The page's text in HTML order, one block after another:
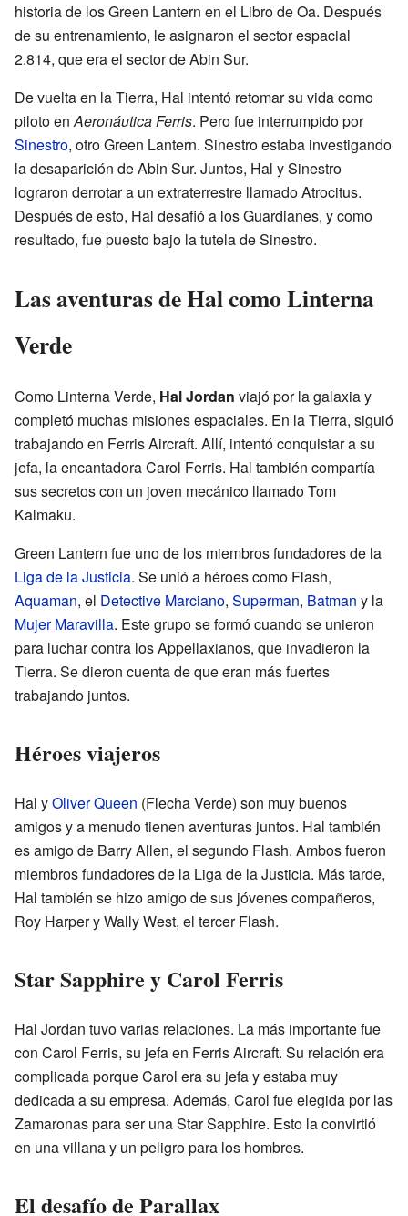
historia de los Green Lantern en el Libro de Oa. Después
de su entrenamiento, le asignaron el sector espacial
2.814, que era el sector de Abin Sur.
De vuelta en la Tierra, Hal intentó retomar su vida como
piloto enAeronáutica Ferris. Pero fue interrumpido por
Sinestro, otro Green Lantern. Sinestro estaba investigando
la desaparición de Abin Sur. Juntos, Hal y Sinestro
lograron derrotar a un extraterrestre llamado Atrocitus.
Después de esto, Hal desafió a los Guardianes, y como
resultado, fue puesto bajo la tutela de Sinestro.
Las aventuras de Hal como Linterna
Verde
Como Linterna Verde, Hal Jordan viajó por la galaxia y
completó muchas misiones espaciales. En la Tierra, siguió
trabajando en Ferris Aircraft. Allí, intentó conquistar a su
jefa, la encantadora Carol Ferris. Hal también compartía
sus secretos con un joven mecánico llamado Tom
Kalmaku.
Green Lantern fue uno de los miembros fundadores de la
Liga de la Justicia. Se unió a héroes como Flash,
Aquaman, el Detective Marciano, Superman, Batman y la
Mujer Maravilla. Este grupo se formó cuando se unieron
para luchar contra los Appellaxianos, que invadieron la
Tierra. Se dieron cuenta de que eran más fuertes
trabajando juntos.
Héroes viajeros
Hal yOliver Queen (Flecha Verde) son muy buenos
amigos y a menudo tienen aventuras juntos. Hal también
es amigo de Barry Allen, el segundo Flash. Ambos fueron
miembros fundadores de la Liga de la Justicia. Más tarde,
Hal también se hizo amigo de sus jóvenes compañeros,
Roy Harper y Wally West, el tercer Flash.
Star Sapphire y Carol Ferris
Hal Jordan tuvo varias relaciones. La más importante fue
con Carol Ferris, su jefa en Ferris Aircraft. Su relación era
complicada porque Carol era su jefa y estaba muy
dedicada a su empresa. Además, Carol fue elegida por las
Zamaronas para ser una Star Sapphire. Esto la convirtió
en una villana y un peligro para los hombres.
El desafío de Parallax